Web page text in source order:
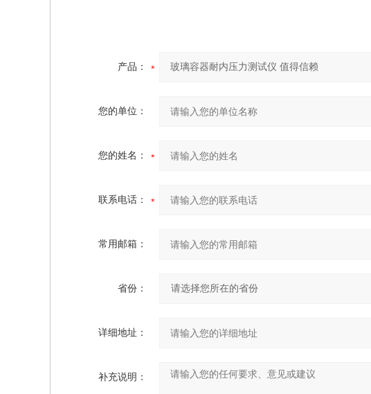
产品：
您的单位：
您的姓名：
联系电话：
常用邮箱：
省份：
详细地址：
补充说明：